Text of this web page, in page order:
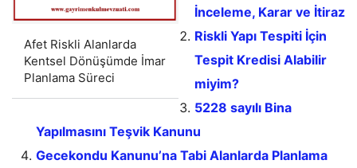
Afet Riskli Alanlarda
Kentsel Dönüşümde İmar
Planlama Süreci
İnceleme, Karar ve İtiraz
Riskli Yapı Tespiti İçin
Tespit Kredisi Alabilir
miyim?
5228 sayılı Bina
Yapılmasını Teşvik Kanunu
Gecekondu Kanunu’na Tabi Alanlarda Planlama